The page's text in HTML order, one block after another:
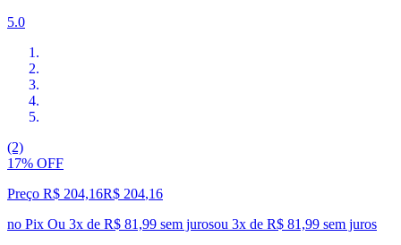
5.0
(2)
17% OFF
Preço R$ 204,16R$ 204,16
no Pix Ou 3x de R$ 81,99 sem jurosou 3x de R$ 81,99 sem juros